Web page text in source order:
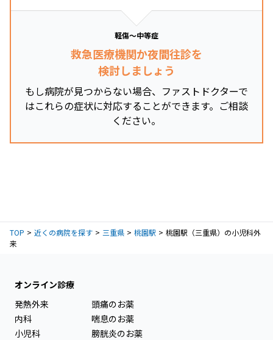
軽傷～中等症
救急医療機関か夜間往診を
検討しましょう
もし病院が見つからない場合、ファストドクターで
はこれらの症状に対応することができます。ご相談
ください。
TOP 近くの病院を探す 三重県 桃園駅
桃園駅（三重県）の小児科外
来
オンライン診療
発熱外来
内科
小児科
頭痛のお薬
喘息のお薬
膀胱炎のお薬